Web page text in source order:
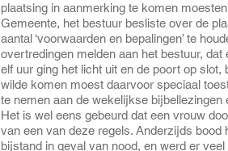
plaatsing in aanmerking te komen
Gemeente, het bestuur besliste over de
aantal ‘voorwaarden en bepalingen’ te
overtredingen melden aan het bestuur,
elf uur ging het licht uit en de poort op
wilde komen moest daarvoor speciaal
te nemen aan de wekelijkse
Het is wel eens gebeurd dat een vrouw
van een van deze regels. Anderzijds
bijstand in geval van nood, en werd er